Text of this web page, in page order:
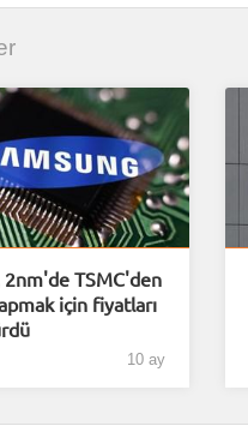
2nm'de TSMC'den
için fiyatları
10 ay